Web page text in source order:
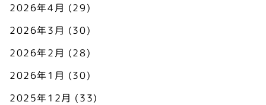
2026年4月 (29)
2026年3月 (30)
2026年2月 (28)
2026年1月 (30)
2025年12月 (33)